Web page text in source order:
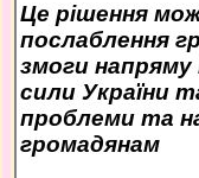
Це рішення
послаблення
змоги
сили України
проблеми та
громадянам